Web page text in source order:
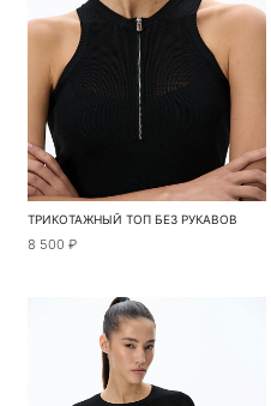
ТРИКОТАЖНЫЙ ТОП БЕЗ РУКАВОВ
8 500 ₽